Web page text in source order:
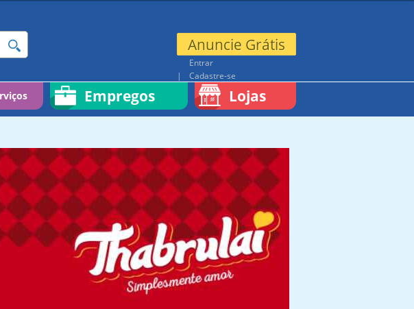
Anuncie Grátis
Entrar
Cadastre-se